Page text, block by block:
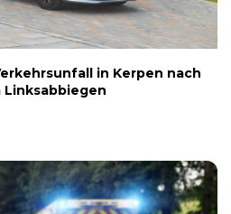
in Kerpen nach
Linksabbiegen